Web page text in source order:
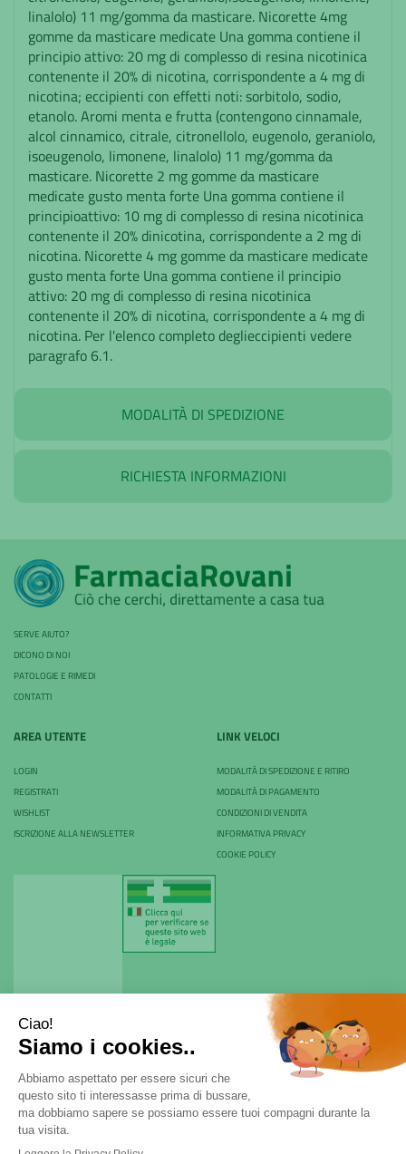
linalolo) 11 mg/gomma da masticare. Nicorette 4mg
gomme da masticare medicate Una gomma contiene il
principio attivo: 20 mg di complesso di resina nicotinica
contenente il 20% di nicotina, corrispondente a 4 mg di
nicotina; eccipienti con effetti noti: sorbitolo, sodio,
etanolo. Aromi menta e frutta (contengono cinnamale,
alcol cinnamico, citrale, citronellolo, eugenolo, geraniolo,
isoeugenolo, limonene, linalolo) 11 mg/gomma da
masticare. Nicorette 2 mg gomme da masticare
medicate gusto menta forte Una gomma contiene il
principioattivo: 10 mg di complesso di resina nicotinica
contenente il 20% dinicotina, corrispondente a 2 mg di
nicotina. Nicorette 4 mg gomme da masticare medicate
gusto menta forte Una gomma contiene il principio
attivo: 20 mg di complesso di resina nicotinica
contenente il 20% di nicotina, corrispondente a 4 mg di
nicotina. Per l'elenco completo deglieccipienti vedere
paragrafo 6.1.
MODALITÀ DI SPEDIZIONE
RICHIESTA INFORMAZIONI
SERVE AIUTO?
DICONO DI NOI
PATOLOGIE E RIMEDI
CONTATTI
AREA UTENTE
LOGIN
REGISTRATI
WISHLIST
ISCRIZIONE ALLA NEWSLETTER
LINK VELOCI
MODALITÀ DI SPEDIZIONE E RITIRO
MODALITÀ DI PAGAMENTO
CONDIZIONI DI VENDITA
INFORMATIVA PRIVACY
COOKIE POLICY
Farmacia Rovani & C. sas - P.Iva 04024530968
Via Rovani 84 - 20099 - Sesto San Giovanni (MI) | Tel. 02